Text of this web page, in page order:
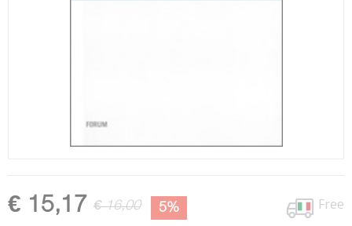
€ 15,17 € 16,00 5% Free